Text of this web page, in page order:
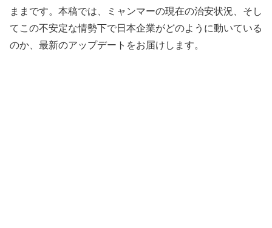
ままです。本稿では、ミャンマーの現在の治安状況、そし
てこの不安定な情勢下で日本企業がどのように動いている
のか、最新のアップデートをお届けします。